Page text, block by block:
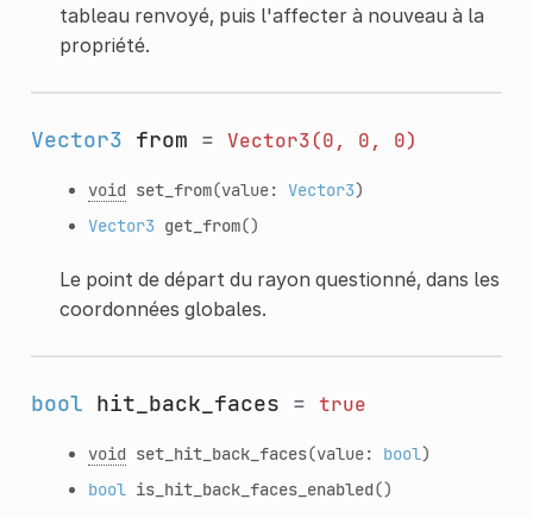
tableau renvoyé, puis l'affecter à nouveau à la
propriété.
Vector3 from = Vector3(0, 0, 0)
void set_from(value: Vector3)
Vector3 get_from()
Le point de départ du rayon questionné, dans les
coordonnées globales.
bool hit_back_faces = true
void set_hit_back_faces(value: bool)
bool is_hit_back_faces_enabled()